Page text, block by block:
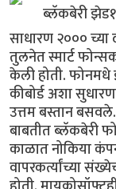
साधारण २००० च्या
तुलनेत स्मार्ट
केली होती.
कीबोर्ड अशा
उत्तम बस्तान
बाबतीत ब्लॅकबेरी
काळात नोकिया
वापरकर्त्यांच्या